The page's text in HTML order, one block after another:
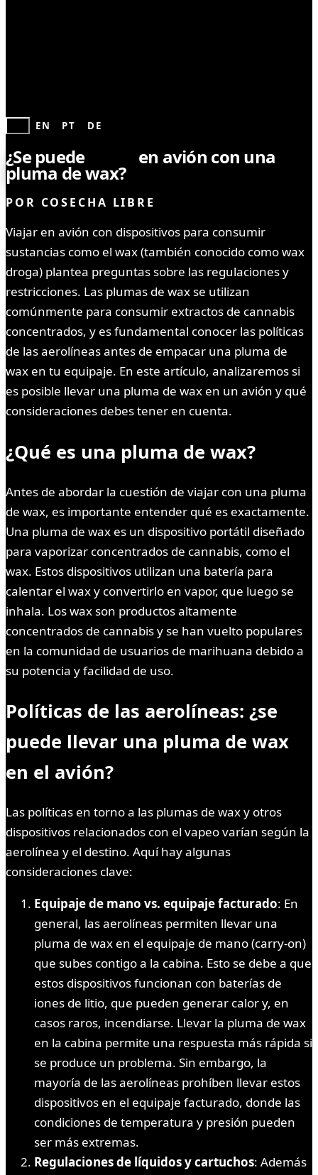
EN PT DE
¿Se puede en avión con una
pluma de wax?
POR COSECHA LIBRE
Viajar en avión con dispositivos para consumir
sustancias como el wax (también conocido como wax
droga) plantea preguntas sobre las regulaciones y
restricciones. Las plumas de wax se utilizan
comúnmente para consumir extractos de cannabis
concentrados, y es fundamental conocer las políticas
de las aerolíneas antes de empacar una pluma de
wax en tu equipaje. En este artículo, analizaremos si
es posible llevar una pluma de wax en un avión y qué
consideraciones debes tener en cuenta.
¿Qué es una pluma de wax?
Antes de abordar la cuestión de viajar con una pluma
de wax, es importante entender qué es exactamente.
Una pluma de wax es un dispositivo portátil diseñado
para vaporizar concentrados de cannabis, como el
wax. Estos dispositivos utilizan una batería para
calentar el wax y convertirlo en vapor, que luego se
inhala. Los wax son productos altamente
concentrados de cannabis y se han vuelto populares
en la comunidad de usuarios de marihuana debido a
su potencia y facilidad de uso.
Políticas de las aerolíneas: ¿se
puede llevar una pluma de wax
en el avión?
Las políticas en torno a las plumas de wax y otros
dispositivos relacionados con el vapeo varían según la
aerolínea y el destino. Aquí hay algunas
consideraciones clave:
Equipaje de mano vs. equipaje facturado: En
general, las aerolíneas permiten llevar una
pluma de wax en el equipaje de mano (carry-on)
que subes contigo a la cabina. Esto se debe a que
estos dispositivos funcionan con baterías de
iones de litio, que pueden generar calor y, en
casos raros, incendiarse. Llevar la pluma de wax
en la cabina permite una respuesta más rápida si
se produce un problema. Sin embargo, la
mayoría de las aerolíneas prohíben llevar estos
dispositivos en el equipaje facturado, donde las
condiciones de temperatura y presión pueden
ser más extremas.
Regulaciones de líquidos y cartuchos: Además